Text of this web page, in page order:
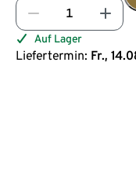
Auf Lager
Liefertermin: Fr.,